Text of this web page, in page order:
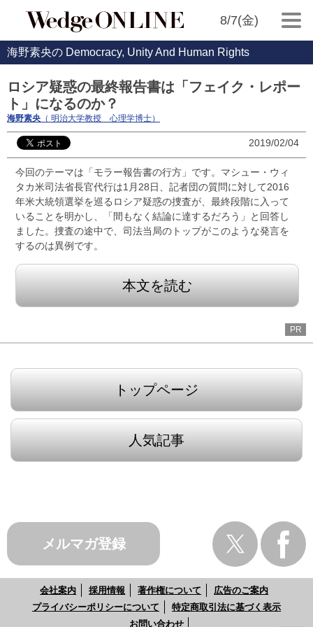
8/7(金)
海野素央の Democracy, Unity And Human Rights
ロシア疑惑の最終報告書は「フェイク・レポー
ト」になるのか？
海野素央 （ 明治大学教授 心理学博士）
2019/02/04
今回のテーマは「モラー報告書の行方」です。マシュー・ウィ
タカ米司法省長官代行は1月28日、記者団の質問に対して2016
年米大統領選挙を巡るロシア疑惑の捜査が、最終段階に入って
いることを明かし、「間もなく結論に達するだろう」と回答し
ました。捜査の途中で、司法当局のトップがこのような発言を
するのは異例です。
本文を読む
PR
トップページ
人気記事
メルマガ登録
会社案内 採用情報 著作権について
広告のご案内
プライバシーポリシーについて
特定商取引法に基づく表示
お問い合わせ